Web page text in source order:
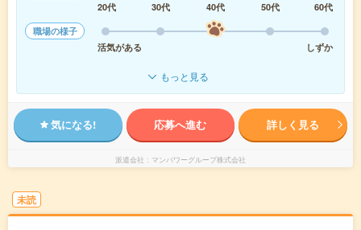
20代
30代 40代 50代
60代
職場の様子
活気がある
しずか
もっと見る
気になる! 応募へ進む 詳しく見る
派遣会社 マンパワーグループ株式会社
未読